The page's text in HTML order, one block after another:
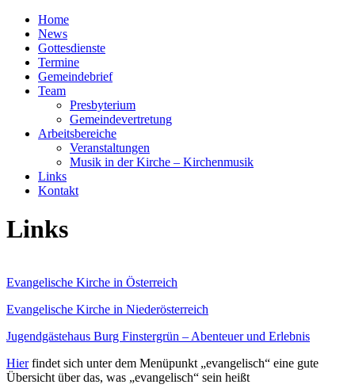
Home
News
Gottesdienste
Termine
Gemeindebrief
Team
Presbyterium
Gemeindevertretung
Arbeitsbereiche
Veranstaltungen
Musik in der Kirche – Kirchenmusik
Links
Kontakt
Links
Evangelische Kirche in Österreich
Evangelische Kirche in Niederösterreich
Jugendgästehaus Burg Finstergrün – Abenteuer und Erlebnis
Hierfindet sich unter dem Menüpunkt „evangelisch“ eine gute
Übersicht über das, was „evangelisch“ sein heißt